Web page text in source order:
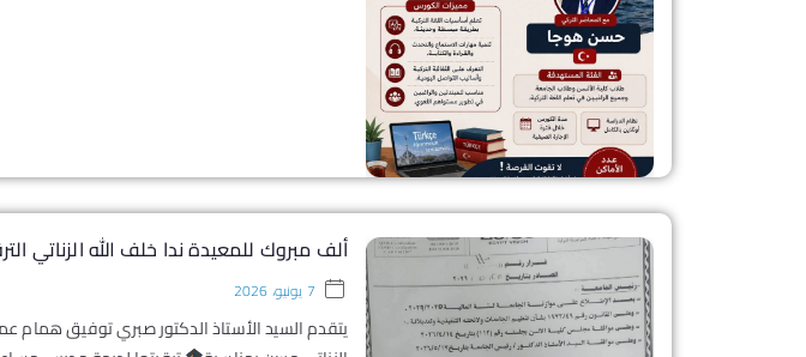
ألف مبروك للمعيدة ندا خلف الله الزناتي
7 يونيو، 2026
يتقدم السيد الأستاذ الدكتور صبري توفيق همام